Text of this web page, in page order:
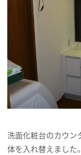
洗面化粧台のカウン
体を入れ替えました。